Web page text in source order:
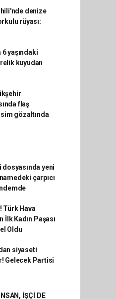
denize
rüyası:
6 yaşındaki
kuyudan
flaş
gözaltında
dosyasında yeni
çarpıcı
Türk Hava
İlk Kadın Paşası
Oldu
siyaseti
Gelecek Partisi
İŞÇİ DE